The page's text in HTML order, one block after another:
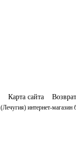
Карта сайта Возврат
(Лечугия) интернет-